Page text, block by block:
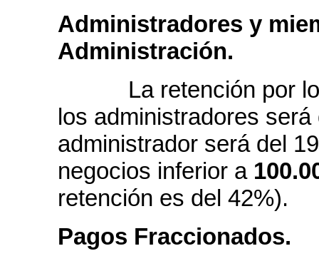
Administradores y
Administración.
La retención por los
los administradores
administrador será del
negocios inferior a
retención es del 42%).
Pagos Fraccionados.